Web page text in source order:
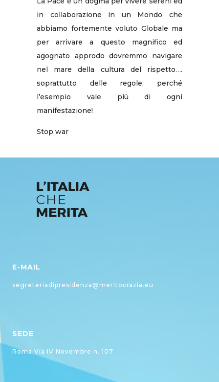
in collaborazione in un Mondo che
abbiamo fortemente voluto Globale ma
per arrivare a questo magnifico ed
agognato approdo dovremmo navigare
nel mare della cultura del rispetto….
soprattutto delle regole, perché
l’esempio vale più di ogni
manifestazione!
Stop war
E-MAIL
segreteriadipresidenza@meritocrazia.eu
SEDE
Roma Via IV Novembre n. 107